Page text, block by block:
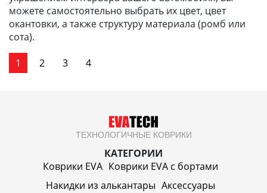
можете самостоятельно выбрать их цвет, цвет
окантовки, а также структуру материала (ромб или
сота).
1
2 3 4
ТЕХНОЛОГИЧНЫЕ КОВРИКИ
КАТЕГОРИИ
Коврики EVA Коврики EVA c бортами
Накидки из алькантары Аксессуары